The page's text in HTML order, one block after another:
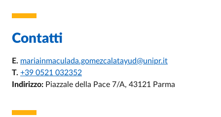
Contatti
E. mariainmaculada.gomezcalatayud@unipr.it
T. +39 0521 032352
Indirizzo: Piazzale della Pace 7/A, 43121 Parma